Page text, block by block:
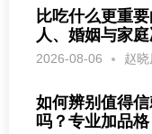
比吃什么更重
人、婚姻与家
2026-08-06 赵晓
如何辨别值得
吗？专业加品